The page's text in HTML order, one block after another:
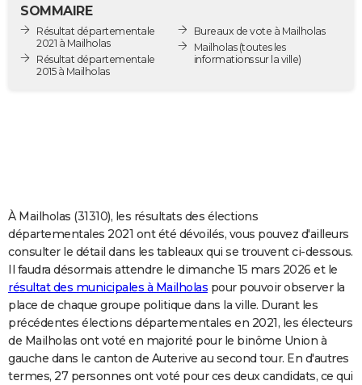
Destinations
City break
Voyage nature
Voyage de noces
Forum
Climat
GUIDES D'ACHAT
COPAINS D'AVANT
S'inscrire
Se connecter
Lycées
Collèges
Primaires
Universités
Entreprises
Service militaire
Avis de recherche
AVIS DE DÉCÈS
FORUM
Bricolage
Lifestyle
Culture
Sport
Auto
Television
Voyage
Cinema
SOMMAIRE
Résultat départementale
2021 à Mailholas
Résultat départementale
2015 à Mailholas
Bureaux de vote à Mailholas
Mailholas(toutes les
informations sur la ville)
À Mailholas (31310), les résultats des élections
départementales 2021 ont été dévoilés, vous pouvez d'ailleurs
consulter le détail dans les tableaux qui se trouvent ci-dessous.
Il faudra désormais attendre le dimanche 15 mars 2026 et le
résultat des municipales à Mailholas pour pouvoir observer la
place de chaque groupe politique dans la ville. Durant les
précédentes élections départementales en 2021, les électeurs
de Mailholas ont voté en majorité pour le binôme Union à
gauche dans le canton de Auterive au second tour. En d'autres
termes, 27 personnes ont voté pour ces deux candidats, ce qui